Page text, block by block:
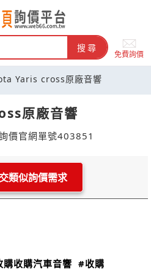
搜尋
免費詢價
Yaris cross原廠音響
原廠音響
價官網單號403851
類似詢價需求
購收購汽車音響 #收購